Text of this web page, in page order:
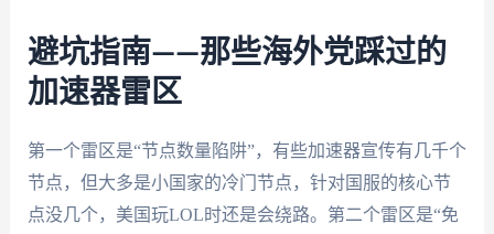
避坑指南——那些海外党踩过的
加速器雷区
第一个雷区是“节点数量陷阱”，有些加速器宣传有几千个
节点，但大多是小国家的冷门节点，针对国服的核心节
点没几个，美国玩LOL时还是会绕路。第二个雷区是“免